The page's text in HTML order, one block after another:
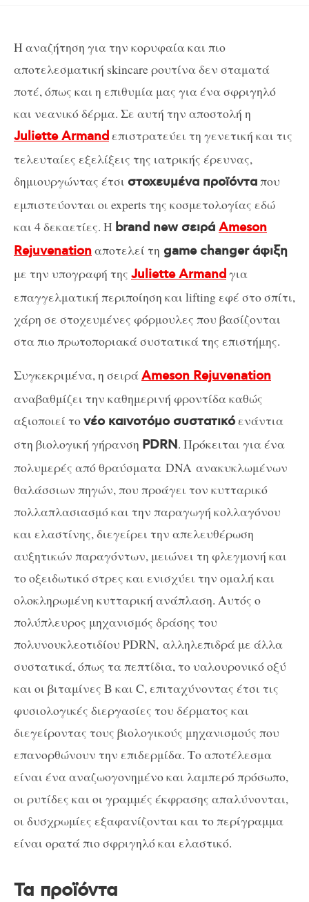
Η αναζήτηση για την κορυφαία και πιο
αποτελεσματική skincare ρουτίνα δεν σταματά
ποτέ, όπως και η επιθυμία μας για ένα σφριγηλό
και νεανικό δέρμα. Σε αυτή την αποστολή η
Juliette Armandεπιστρατεύει τη γενετική και τις
τελευταίες εξελίξεις της ιατρικής έρευνας,
δημιουργώντας έτσι στοχευμένα προϊόνταπου
εμπιστεύονται οι experts της κοσμετολογίας εδώ
και 4 δεκαετίες. Η brand new σειρά Ameson
Rejuvenationαποτελεί τη game changer άφιξη
με την υπογραφή της Juliette Armandγια
επαγγελματική περιποίηση και lifting εφέ στο σπίτι,
χάρη σε στοχευμένες φόρμουλες που βασίζονται
στα πιο πρωτοποριακά συστατικά της επιστήμης.
Συγκεκριμένα, η σειράAmeson Rejuvenation
αναβαθμίζει την καθημερινή φροντίδα καθώς
αξιοποιεί τονέο καινοτόμο συστατικόενάντια
στη βιολογική γήρανση PDRN. Πρόκειται για ένα
πολυμερές από θραύσματα DNA ανακυκλωμένων
θαλάσσιων πηγών, που προάγει τον κυτταρικό
πολλαπλασιασμό και την παραγωγή κολλαγόνου
και ελαστίνης, διεγείρει την απελευθέρωση
αυξητικών παραγόντων, μειώνει τη φλεγμονή και
το οξειδωτικό στρες και ενισχύει την ομαλή και
ολοκληρωμένη κυτταρική ανάπλαση. Αυτός ο
πολύπλευρος μηχανισμός δράσης του
πολυνουκλεοτιδίου PDRN, αλληλεπιδρά με άλλα
συστατικά, όπως τα πεπτίδια, το υαλουρονικό οξύ
και οι βιταμίνες B και C, επιταχύνοντας έτσι τις
φυσιολογικές διεργασίες του δέρματος και
διεγείροντας τους βιολογικούς μηχανισμούς που
επανορθώνουν την επιδερμίδα. Το αποτέλεσμα
είναι ένα αναζωογονημένο και λαμπερό πρόσωπο,
οι ρυτίδες και οι γραμμές έκφρασης απαλύνονται,
οι δυσχρωμίες εξαφανίζονται και το περίγραμμα
είναι ορατά πιο σφριγηλό και ελαστικό.
Τα προϊόντα